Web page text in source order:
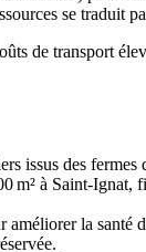
se traduit
de transport
issus des
à Saint-
la santé